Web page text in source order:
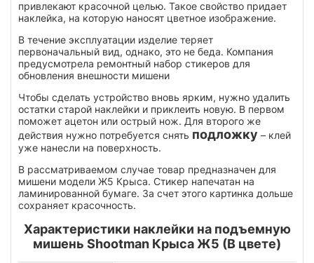
привлекают красочной целью. Такое свойство придает
наклейка, на которую наносят цветное изображение.
В течение эксплуатации изделие теряет
первоначальный вид, однако, это не беда. Компания
предусмотрела ремонтный набор стикеров для
обновления внешности мишени
Чтобы сделать устройство вновь ярким, нужно удалить
остатки старой наклейки и приклеить новую. В первом
поможет ацетон или острый нож. Для второго же
действия нужно потребуется снять подложку – клей
уже нанесли на поверхность.
В рассматриваемом случае товар предназначен для
мишени модели Ж5 Крыса. Стикер напечатан на
ламинированной бумаге. За счет этого картинка дольше
сохраняет красочность.
Характеристики наклейки на подъемную
мишень Shootman Крыса Ж5 (В цвете)